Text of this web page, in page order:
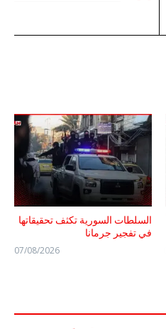
السلطات السورية تكثف تحقيقاتها
في تفجير جرمانا
07/08/2026